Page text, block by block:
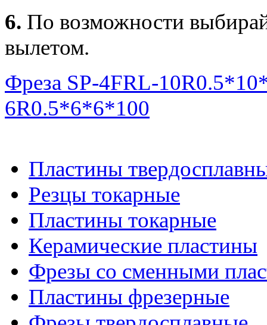
6. По возможности
вылетом.
Фреза SP-4FRL-
6R0.5*6*6*100
Пластины
Резцы токарные
Пластины токарные
Керамические пластины
Фрезы со сменными
Пластины фрезерные